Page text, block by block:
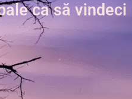
ca să vindeci